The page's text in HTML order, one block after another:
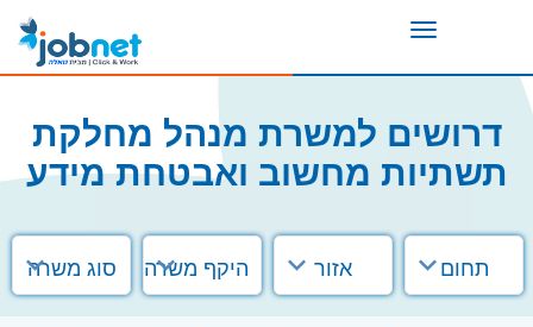
Toggle
דרושים למשרת מנהל מחלקת
תשתיות מחשוב ואבטחת מידע
תחום אזור היקף משרה סוג משרה